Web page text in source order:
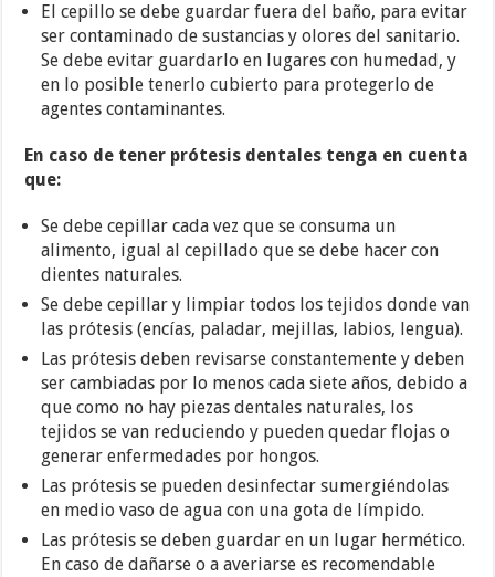
El cepillo se debe guardar fuera del baño, para evitar
ser contaminado de sustancias y olores del sanitario.
Se debe evitar guardarlo en lugares con humedad, y
en lo posible tenerlo cubierto para protegerlo de
agentes contaminantes.
En caso de tener prótesis dentales tenga en cuenta
que:
Se debe cepillar cada vez que se consuma un
alimento, igual al cepillado que se debe hacer con
dientes naturales.
Se debe cepillar y limpiar todos los tejidos donde van
las prótesis (encías, paladar, mejillas, labios, lengua).
Las prótesis deben revisarse constantemente y deben
ser cambiadas por lo menos cada siete años, debido a
que como no hay piezas dentales naturales, los
tejidos se van reduciendo y pueden quedar flojas o
generar enfermedades por hongos.
Las prótesis se pueden desinfectar sumergiéndolas
en medio vaso de agua con una gota de límpido.
Las prótesis se deben guardar en un lugar hermético.
En caso de dañarse o a averiarse es recomendable